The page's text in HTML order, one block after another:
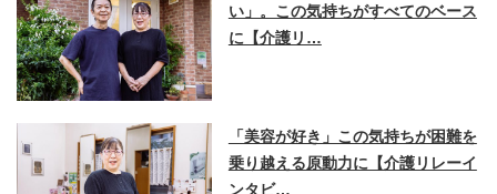
い」。この気持ちがすべてのベース
に【介護リ…
「美容が好き」この気持ちが困難を
乗り越える原動力に【介護リレーイ
ンタビ…